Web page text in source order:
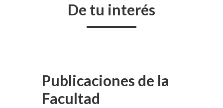
De tu interés
Publicaciones de la
Facultad